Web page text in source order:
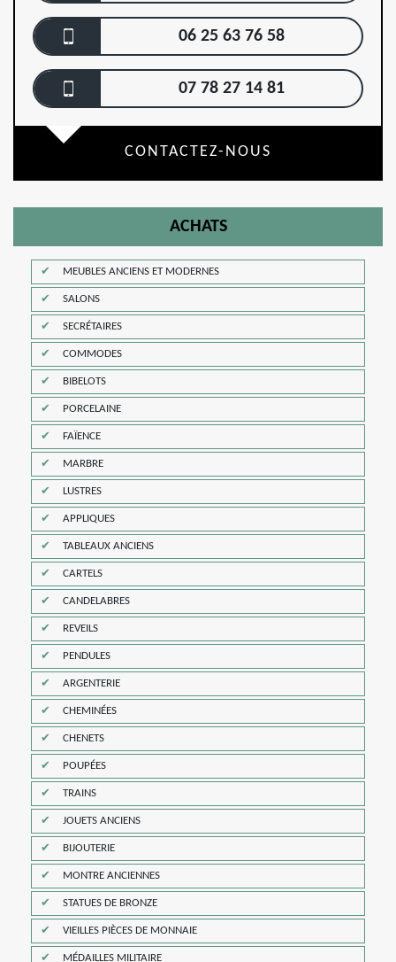
06 25 63 76 58
07 78 27 14 81
CONTACTEZ-NOUS
ACHATS
MEUBLES ANCIENS ET MODERNES
SALONS
SECRÉTAIRES
COMMODES
BIBELOTS
PORCELAINE
FAÏENCE
MARBRE
LUSTRES
APPLIQUES
TABLEAUX ANCIENS
CARTELS
CANDELABRES
REVEILS
PENDULES
ARGENTERIE
CHEMINÉES
CHENETS
POUPÉES
TRAINS
JOUETS ANCIENS
BIJOUTERIE
MONTRE ANCIENNES
STATUES DE BRONZE
VIEILLES PIÈCES DE MONNAIE
MÉDAILLES MILITAIRE